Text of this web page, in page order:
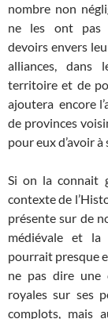
nombre non
ne les ont pas
devoirs envers
alliances, dans
territoire et de
ajoutera encore
de provinces
pour eux d’avoir à
Si on la connait
contexte de
présente sur de
médiévale et
pourrait presque
ne pas dire une
royales sur ses
complots, mais